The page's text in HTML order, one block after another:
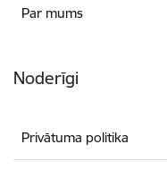
Par mums
Noderīgi
Privātuma politika